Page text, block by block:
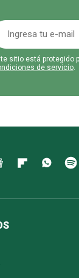
sitio está protegido
de servicio.